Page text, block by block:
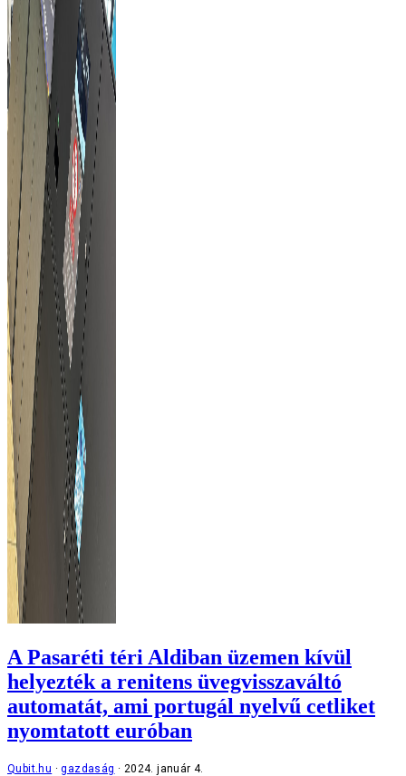
A Pasaréti téri Aldiban üzemen kívül
helyezték a renitens üvegvisszaváltó
automatát, ami portugál nyelvű cetliket
nyomtatott euróban
Qubit.hu gazdaság 2024. január 4.